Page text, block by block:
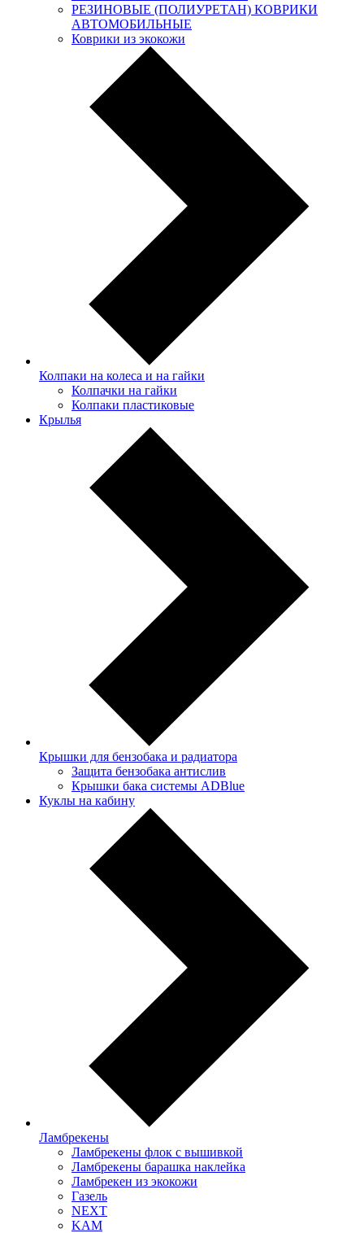
РЕЗИНОВЫЕ (ПОЛИУРЕТАН) КОВРИКИ
АВТОМОБИЛЬНЫЕ
Коврики из экокожи
Колпаки на колеса и на гайки
Колпачки на гайки
Колпаки пластиковые
Крылья
Крышки для бензобака и радиатора
Защита бензобака антислив
Крышки бака системы ADBlue
Куклы на кабину
Ламбрекены
Ламбрекены флок с вышивкой
Ламбрекены барашка наклейка
Ламбрекен из экокожи
Газель
NEXT
KAM